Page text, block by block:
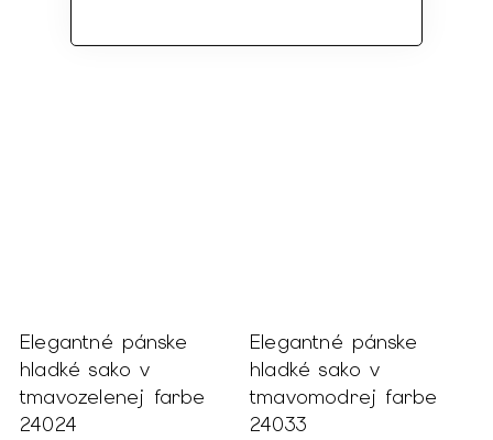
Elegantné pánske
hladké sako v
tmavozelenej farbe
24024
Elegantné pánske
hladké sako v
tmavomodrej farbe
24033